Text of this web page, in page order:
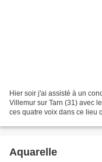
Hier soir j'ai assisté à un
Villemur sur Tarn (31) avec
ces quatre voix dans ce lieu
Aquarelle